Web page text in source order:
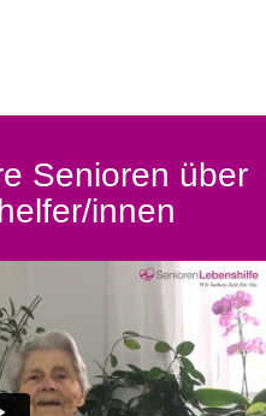
Senioren über
innen